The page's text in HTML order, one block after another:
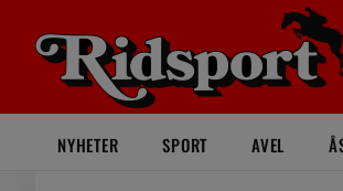
NYHETER SPORT AVEL